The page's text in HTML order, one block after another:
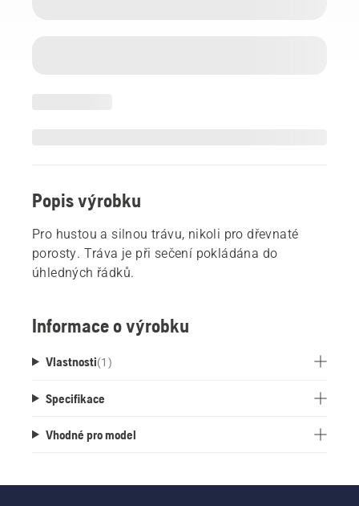
Popis výrobku
Pro hustou a silnou trávu, nikoli pro dřevnaté
porosty. Tráva je při sečení pokládána do
úhledných řádků.
Informace o výrobku
Vlastnosti(1 )
Specifikace
Vhodné pro model